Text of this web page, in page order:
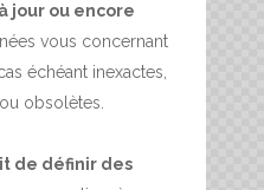
jour ou encore
vous concernant
échéant inexactes,
obsolètes.
de définir des